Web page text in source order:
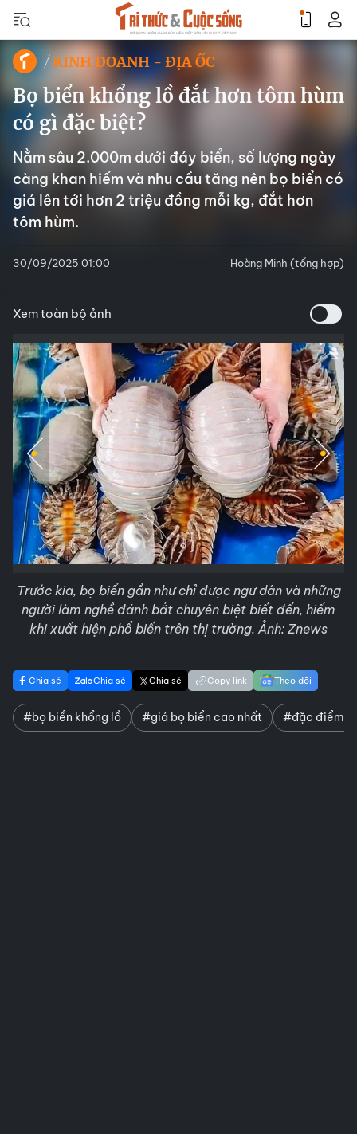
KINH DOANH - ĐỊA ỐC
Bọ biển khổng lồ đắt hơn tôm hùm
có gì đặc biệt?
Nằm sâu 2.000m dưới đáy biển, số lượng ngày
càng khan hiếm và nhu cầu tăng nên bọ biển có
giá lên tới hơn 2 triệu đồng mỗi kg, đắt hơn
tôm hùm.
30/09/2025 01:00 Hoàng Minh (tổng hợp)
Xem toàn bộ ảnh
Trước kia, bọ biển gần như chỉ được ngư dân và những
người làm nghề đánh bắt chuyên biệt biết đến, hiếm
khi xuất hiện phổ biến trên thị trường. Ảnh: Znews
Chia sẻ Chia sẻ Chia sẻ Copy link Theo dõi
#bọ biển khổng lồ #giá bọ biển cao nhất #đặc điểm